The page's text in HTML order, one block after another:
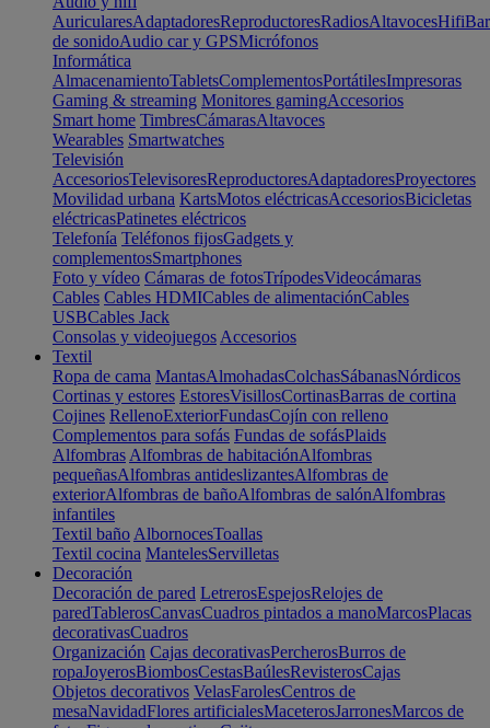
AuricularesAdaptadoresReproductoresRadiosAltavocesHifi
de sonidoAudio car y GPSMicrófonos
Informática
AlmacenamientoTabletsComplementosPortátilesImpresoras
Gaming & streaming Monitores gamingAccesorios
Smart home TimbresCámarasAltavoces
Wearables Smartwatches
Televisión
AccesoriosTelevisoresReproductoresAdaptadoresProyectores
Movilidad urbana KartsMotos eléctricasAccesoriosBicicletas
eléctricasPatinetes eléctricos
Telefonía Teléfonos fijosGadgets y
complementosSmartphones
Foto y vídeo Cámaras de fotosTrípodesVideocámaras
Cables Cables HDMICables de alimentaciónCables
USBCables Jack
Consolas y videojuegos Accesorios
Textil
Ropa de cama MantasAlmohadasColchasSábanasNórdicos
Cortinas y estores EstoresVisillosCortinasBarras de cortina
Cojines RellenoExteriorFundasCojín con relleno
Complementos para sofás Fundas de sofásPlaids
Alfombras Alfombras de habitaciónAlfombras
pequeñasAlfombras antideslizantesAlfombras de
exteriorAlfombras de bañoAlfombras de salónAlfombras
infantiles
Textil baño AlbornocesToallas
Textil cocina MantelesServilletas
Decoración
Decoración de pared LetrerosEspejosRelojes de
paredTablerosCanvasCuadros pintados a manoMarcosPlacas
decorativasCuadros
Organización Cajas decorativasPercherosBurros de
ropaJoyerosBiombosCestasBaúlesRevisterosCajas
Objetos decorativos VelasFarolesCentros de
mesaNavidadFlores artificialesMaceterosJarronesMarcos de